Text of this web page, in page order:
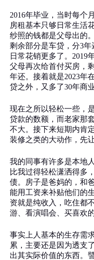
2016年毕业，当时每个
房租基本只够日常生活
纱照的钱都是父母出的
剩余部分是车贷，分3年
日常花销更多了。2019
父母再次给首付买房，
年还。接着就是2023年
贷之外，又多了30年商
现在之所以轻松一些，
贷款的数额，而老家那
不大。接下来短期内肯
装修之类的大动作，先
我的同事有许多是本地
比我过得轻松潇洒得多
债。房子是爸妈的，和
能用工资来补贴他们的
资就是纯收入，吃住都
游、看演唱会、买喜欢的
事实上人基本的生存需
累，主要还是因为透支
出其实际价值的东西。